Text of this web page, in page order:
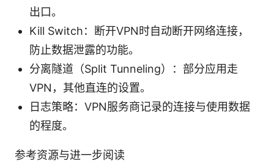
出口。
Kill Switch：断开VPN时自动断开网络连接，
防止数据泄露的功能。
分离隧道（Split Tunneling）：部分应用走
VPN，其他直连的设置。
日志策略：VPN服务商记录的连接与使用数据
的程度。
参考资源与进一步阅读